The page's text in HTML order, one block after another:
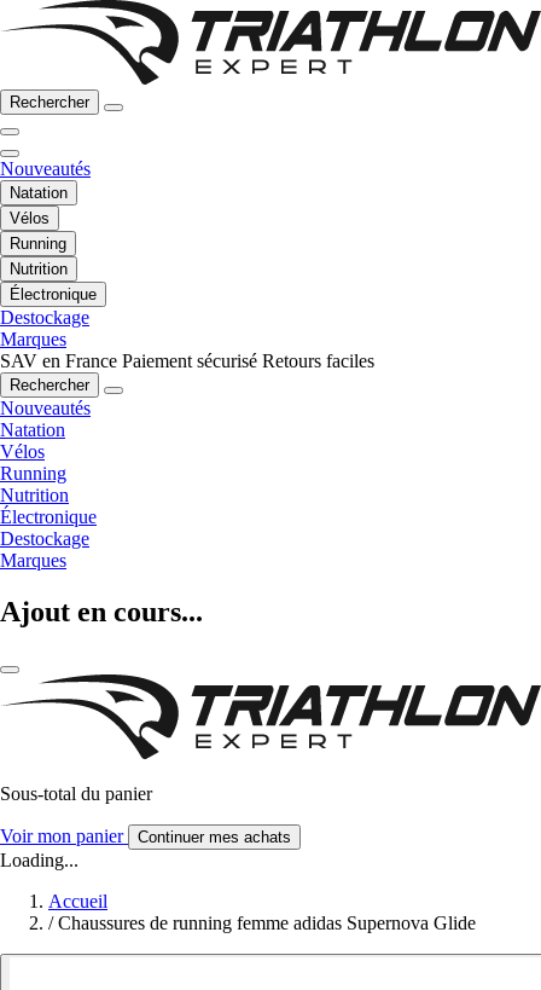
Rechercher
Nouveautés
Natation
Vélos
Running
Nutrition
Électronique
Destockage
Marques
SAV en France Paiement sécurisé Retours faciles
Rechercher
Nouveautés
Natation
Vélos
Running
Nutrition
Électronique
Destockage
Marques
Ajout en cours...
Sous-total du panier
Voir mon panier Continuer mes achats
Loading...
Accueil
/ Chaussures de running femme adidas Supernova Glide